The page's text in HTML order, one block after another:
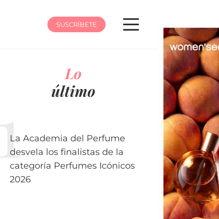
SUSCRÍBETE
Lo
último
La Academia del Perfume
desvela los finalistas de la
categoría Perfumes Icónicos
2026